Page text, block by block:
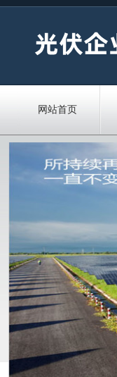
网站首页